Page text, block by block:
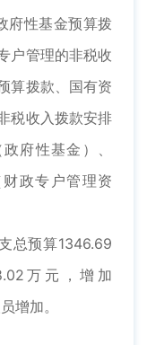
府性基金预算拨
户管理的非税收
算拨款、国有资
税收入拨款安排
府性基金）、
政专户管理资
预算1346.69
万元，增加
增加。